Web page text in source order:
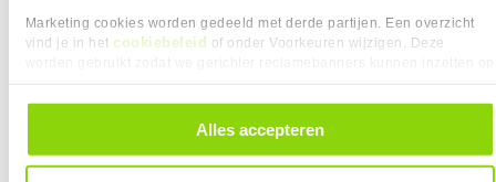
Marketing cookies worden gedeeld met derde partijen. Een overzicht
vind je in het cookiebeleid of onder Voorkeuren wijzigen. Deze
alle cookies. Je kunt je gegeven toestemming altijd intrekken, dit doe je
door in de footer van onze website te klikken op ‘Cookievoorkeuren’
Alles accepteren
42,
Uit voorraad leverbaar. Levertijd:5 werkdagen (vrijdag)